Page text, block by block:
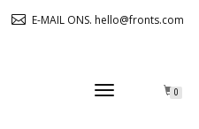
E-MAIL ONS. hello@fronts.com
TOGGLE
0